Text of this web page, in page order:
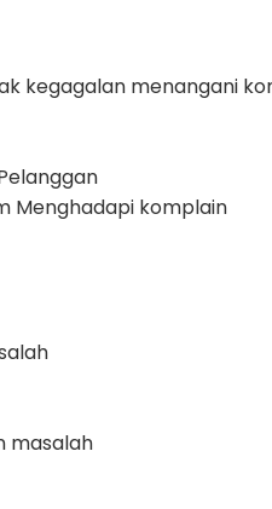
kegagalan menangani
Menghadapi komplain
masalah